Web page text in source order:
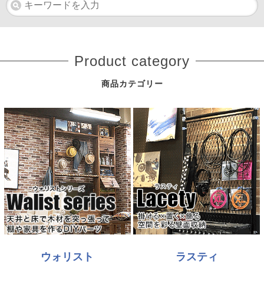
Product category
商品カテゴリー
ウォリスト ラスティ